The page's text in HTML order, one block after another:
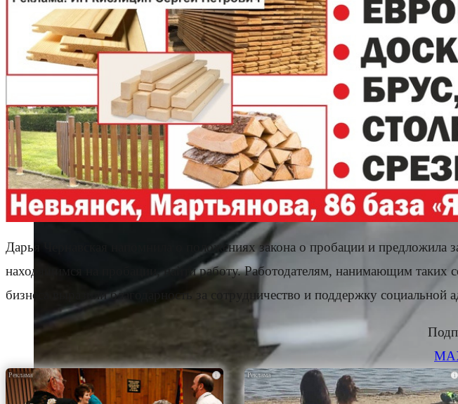
Дарья Чернавская напомнила о положениях закона о пробации и
находящимся на пробации, найти работу. Работодателям, нанимающим таких
бизнеса выразили благодарность за сотрудничество и поддержку социальной
i i